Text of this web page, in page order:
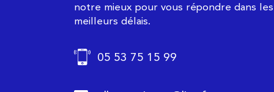
notre mieux pour vous répondre dans les
meilleurs délais.
05 53 75 15 99